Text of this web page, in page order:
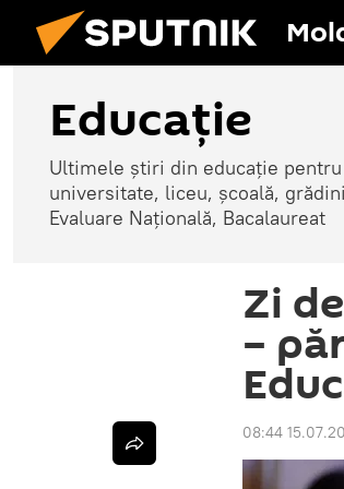
Educație
Ultimele știri din educație
universitate, liceu, școală,
Evaluare Națională, Bacalaureat
Zi
–
08:44